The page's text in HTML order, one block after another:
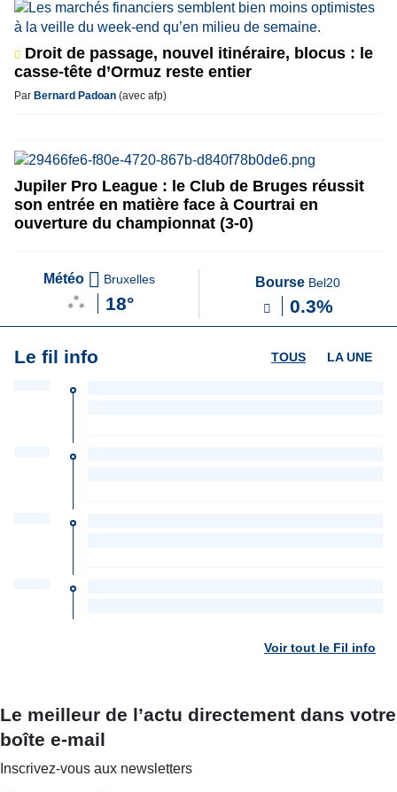
Droit de passage, nouvel itinéraire, blocus : le
casse-tête d’Ormuz reste entier
Par Bernard Padoan (avec afp)
Jupiler Pro League : le Club de Bruges réussit
son entrée en matière face à Courtrai en
ouverture du championnat (3-0)
Météo Bruxelles
18°
Bourse Bel20
0.3%
Le fil info LA UNE
TOUS
Voir tout le Fil info
Le meilleur de l’actu directement dans votre
boîte e-mail
Inscrivez-vous aux newsletters